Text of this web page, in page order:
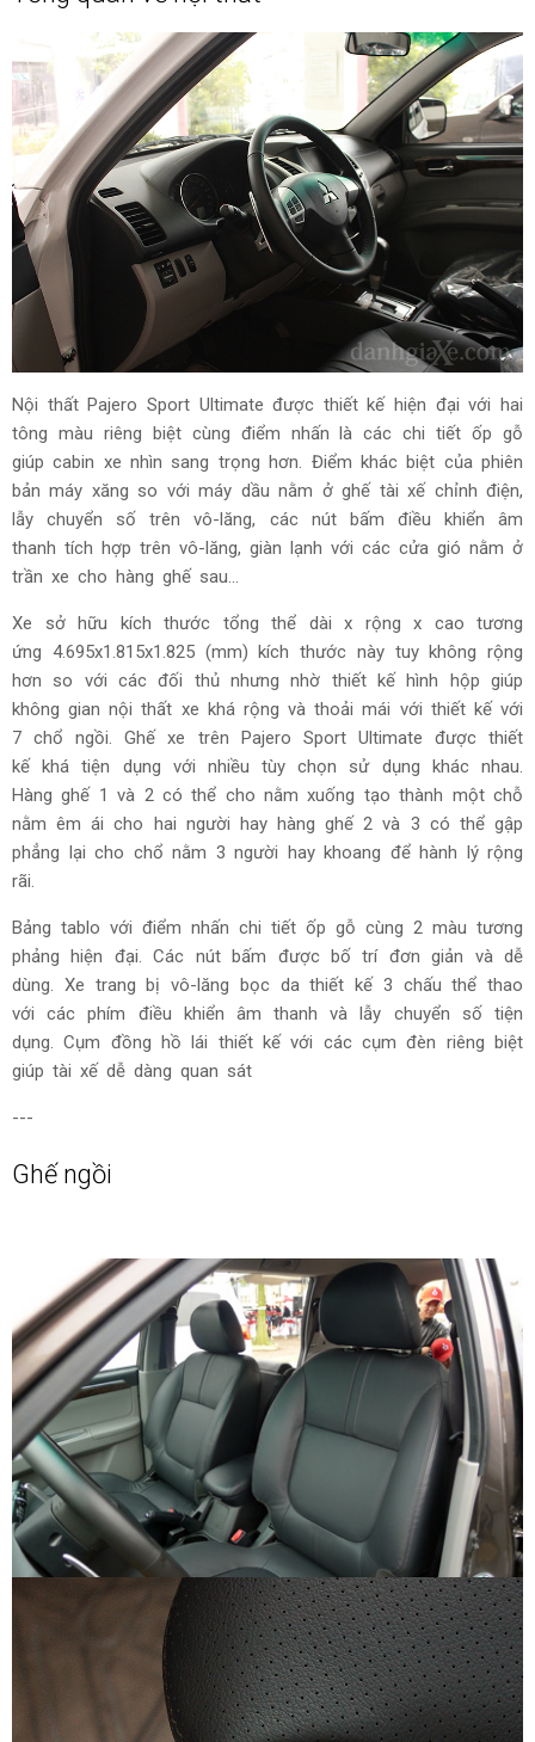
Nội thất Pajero Sport Ultimate được thiết kế hiện đại với hai
tông màu riêng biệt cùng điểm nhấn là các chi tiết ốp gỗ
giúp cabin xe nhìn sang trọng hơn. Điểm khác biệt của phiên
bản máy xăng so với máy dầu nằm ở ghế tài xế chỉnh điện,
lẫy chuyển số trên vô-lăng, các nút bấm điều khiển âm
thanh tích hợp trên vô-lăng, giàn lạnh với các cửa gió nằm ở
trần xe cho hàng ghế sau...
Xe sở hữu kích thước tổng thể dài x rộng x cao tương
ứng 4.695x1.815x1.825 (mm) kích thước này tuy không rộng
hơn so với các đối thủ nhưng nhờ thiết kế hình hộp giúp
không gian nội thất xe khá rộng và thoải mái với thiết kế với
7 chổ ngồi. Ghế xe trên Pajero Sport Ultimate được thiết
kế khá tiện dụng với nhiều tùy chọn sử dụng khác nhau.
Hàng ghế 1 và 2 có thể cho nằm xuống tạo thành một chỗ
nằm êm ái cho hai người hay hàng ghế 2 và 3 có thể gập
phẳng lại cho chổ nằm 3 người hay khoang để hành lý rộng
rãi.
Bảng tablo với điểm nhấn chi tiết ốp gỗ cùng 2 màu tương
phảng hiện đại. Các nút bấm được bố trí đơn giản và dễ
dùng. Xe trang bị vô-lăng bọc da thiết kế 3 chấu thể thao
với các phím điều khiển âm thanh và lẫy chuyển số tiện
dụng. Cụm đồng hồ lái thiết kế với các cụm đèn riêng biệt
giúp tài xế dễ dàng quan sát
---
Ghế ngồi